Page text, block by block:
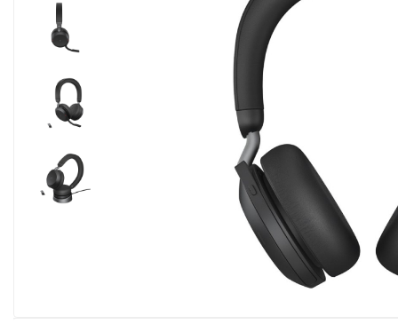
Sistem barebone
Acesorii
Consumabile
Imprimante & Multifuncționale
Imprimanta Laser Mono
Imprimante Cerneală
Imprimante Matriciale